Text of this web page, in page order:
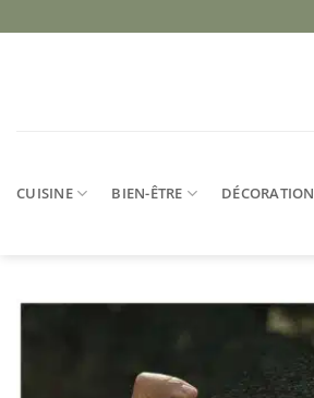
au
CUISINE BIEN-ÊTRE DÉCORATION